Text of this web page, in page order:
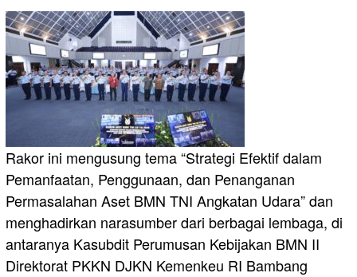
Rakor ini mengusung tema “Strategi Efektif dalam
Pemanfaatan, Penggunaan, dan Penanganan
Permasalahan Aset BMN TNI Angkatan Udara” dan
menghadirkan narasumber dari berbagai lembaga, di
antaranya Kasubdit Perumusan Kebijakan BMN II
Direktorat PKKN DJKN Kemenkeu RI Bambang